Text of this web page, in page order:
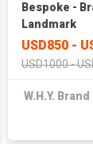
Bespoke -
Landmark
USD850 -
USD1000 -
W.H.Y.